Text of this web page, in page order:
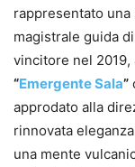
rappresentato
magistrale guida
vincitore nel
“Emergente Sala”
approdato alla
rinnovata
una mente